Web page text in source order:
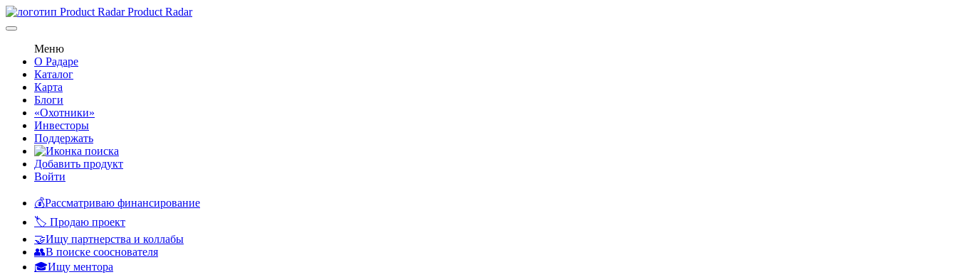
Product Radar
Меню
О Радаре
Каталог
Карта
Блоги
«Охотники»
Инвесторы
Поддержать
Добавить продукт
Войти
💰Рассматриваю финансирование
🏷️ Продаю проект
🤝Ищу партнерства и коллабы
👥В поиске сооснователя
🎓Ищу ментора